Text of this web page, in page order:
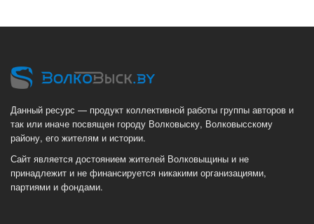
Данный ресурс — продукт коллективной работы группы авторов и
так или иначе посвящен городу Волковыску, Волковысскому
району, его жителям и истории.
Сайт является достоянием жителей Волковыщины и не
принадлежит и не финансируется никакими организациями,
партиями и фондами.